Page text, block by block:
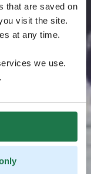
that are saved on
visit the site.
at any time.
we use.
.